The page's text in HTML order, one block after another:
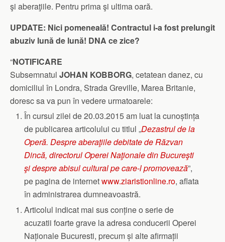
şi aberaţiile. Pentru prima şi ultima oară.
UPDATE: Nici pomeneală! Contractul i-a fost prelungit
abuziv lună de lună! DNA ce zice?
“NOTIFICARE
Subsemnatul JOHAN KOBBORG, cetatean danez, cu
domiciliul în Londra, Strada Greville, Marea Britanie,
doresc sa va pun în vedere urmatoarele:
În cursul zilei de 20.03.2015 am luat la cunoștința
de publicarea articolului cu titlul „Dezastrul de la
Operă. Despre aberaţiile debitate de Răzvan
Dincă, directorul Operei Naţionale din Bucureşti
şi despre abisul cultural pe care-l promovează”,
pe pagina de internetwww.ziaristionline.ro, aflata
în administrarea dumneavoastră.
Articolul indicat mai sus conține o serie de
acuzatii foarte grave la adresa conducerii Operei
Naționale Bucuresti, precum și alte afirmații